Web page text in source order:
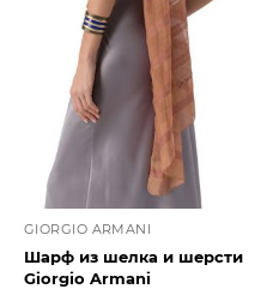
GIORGIO ARMANI
Шарф из шелка и шерсти
Giorgio Armani